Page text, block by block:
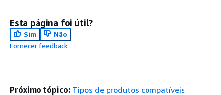
Esta página foi útil?
Sim
Não
Fornecer feedback
Próximo tópico: Tipos de produtos compatíveis